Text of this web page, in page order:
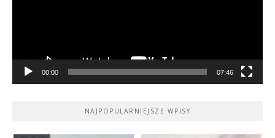
00:00 07:46
NAJPOPULARNIEJSZE WPISY